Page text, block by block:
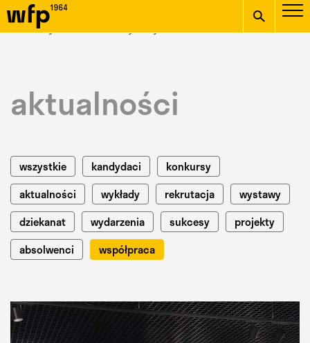
Oficjalna witryna
Przemysłowych ASP w
Krakowie
/ Wydział Form Przemysłowych /
aktualności
wszystkie kandydaci
konkursy
aktualności
wykłady rekrutacja
wystawy
dziekanat
wydarzenia sukcesy
projekty
absolwenci
współpraca